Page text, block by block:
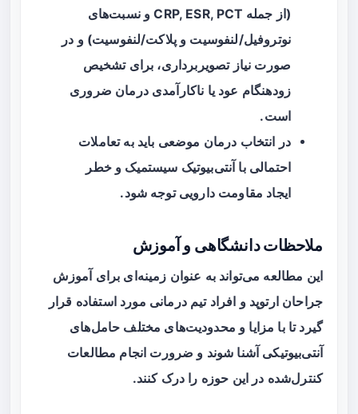
(از جمله CRP, ESR, PCT و نسبت‌های
نوتروفیل/لنفوسیت و پلاکت/لنفوسیت) و در
صورت نیاز تصویربرداری، برای تشخیص
زودهنگام عود یا ناکارآمدی درمان ضروری
است.
در انتخاب درمان موضعی باید به تعاملات
احتمالی با آنتی‌بیوتیک سیستمیک و خطر
ایجاد مقاومت دارویی توجه شود.
ملاحظات دانشگاهی و آموزش
این مطالعه می‌تواند به عنوان زمینه‌ای برای آموزش
جراحان ارتوپد و افراد تیم درمانی مورد استفاده قرار
گیرد تا با مزایا و محدودیت‌های مختلف حامل‌های
آنتی‌بیوتیکی آشنا شوند و ضرورت انجام مطالعات
کنترل‌شده در این حوزه را درک کنند.